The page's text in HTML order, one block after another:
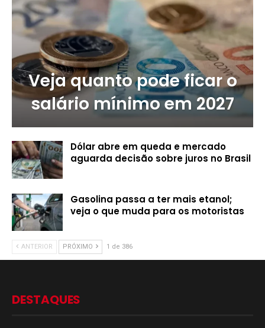
Veja quanto pode ficar o
salário mínimo em 2027
Dólar abre em queda e mercado
aguarda decisão sobre juros no Brasil
Gasolina passa a ter mais etanol;
veja o que muda para os motoristas
ANTERIOR PRÓXIMO 1 de 386
DESTAQUES